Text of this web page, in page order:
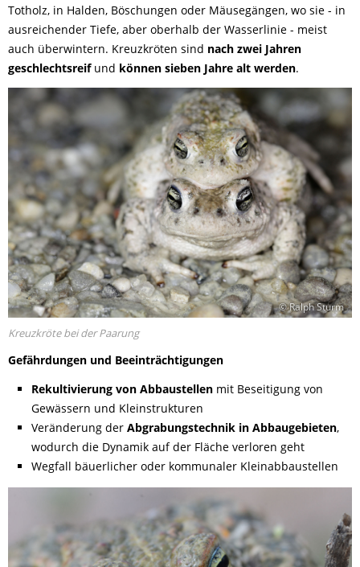
Totholz, in Halden, Böschungen oder Mäusegängen, wo sie - in
ausreichender Tiefe, aber oberhalb der Wasserlinie - meist
auch überwintern. Kreuzkröten sind nach zwei Jahren
geschlechtsreifund können sieben Jahre alt werden.
© Ralph Sturm
Kreuzkröte bei der Paarung
Gefährdungen und Beeinträchtigungen
Rekultivierung von Abbaustellenmit Beseitigung von
Gewässern und Kleinstrukturen
Veränderung der Abgrabungstechnik in Abbaugebieten,
wodurch die Dynamik auf der Fläche verloren geht
Wegfall bäuerlicher oder kommunaler Kleinabbaustellen